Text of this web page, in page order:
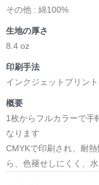
その他 : 綿100%
生地の厚さ
8.4 oz
印刷手法
インクジェットプリント
概要
1枚からフルカラーで手
なります
CMYKで印刷され、耐
ら、色褪せしにくく、